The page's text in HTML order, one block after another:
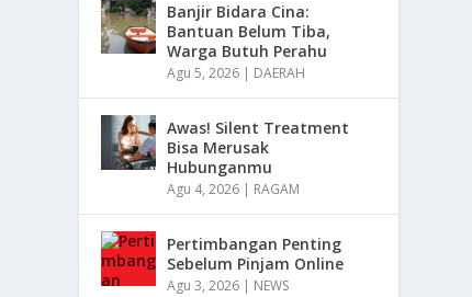
Banjir Bidara Cina:
Bantuan Belum Tiba,
Warga Butuh Perahu
Agu 5, 2026 | DAERAH
Awas! Silent Treatment
Bisa Merusak
Hubunganmu
Agu 4, 2026 | RAGAM
Pertimbangan Penting
Sebelum Pinjam Online
Agu 3, 2026 | NEWS